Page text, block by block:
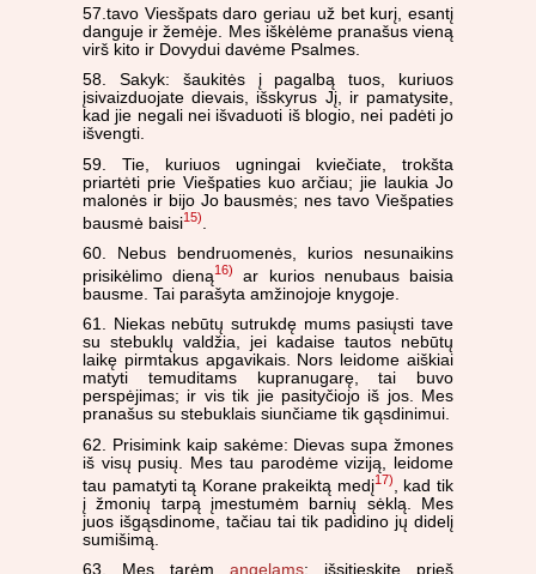
57.tavo Viesšpats daro geriau už bet kurį, esantį
danguje ir žemėje. Mes iškėlėme pranašus vieną
virš kito ir Dovydui davėme Psalmes.
58. Sakyk: šaukitės į pagalbą tuos, kuriuos
įsivaizduojate dievais, išskyrus Jį, ir pamatysite,
kad jie negali nei išvaduoti iš blogio, nei padėti jo
išvengti.
59. Tie, kuriuos ugningai kviečiate, trokšta
priartėti prie Viešpaties kuo arčiau; jie laukia Jo
malonės ir bijo Jo bausmės; nes tavo Viešpaties
bausmė baisi15)
60. Nebus bendruomenės, kurios nesunaikins
prisikėlimo dieną16)
ar kurios nenubaus baisia
bausme. Tai parašyta amžinojoje knygoje.
61. Niekas nebūtų sutrukdę mums pasiųsti tave
su stebuklų valdžia, jei kadaise tautos nebūtų
laikę pirmtakus apgavikais. Nors leidome aiškiai
matyti temuditams kupranugarę, tai buvo
perspėjimas; ir vis tik jie pasityčiojo iš jos. Mes
pranašus su stebuklais siunčiame tik gąsdinimui.
62. Prisimink kaip sakėme: Dievas supa žmones
iš visų pusių. Mes tau parodėme viziją, leidome
tau pamatyti tą Korane prakeiktą medį17)
, kad tik
į žmonių tarpą įmestumėm barnių sėklą. Mes
juos išgąsdinome, tačiau tai tik padidino jų didelį
sumišimą.
63. Mes tarėm angelams: išsitieskite prieš